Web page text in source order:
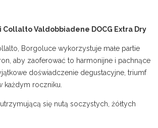
Valdobbiadene DOCG Extra Dry
Borgoluce wykorzystuje małe partie
aby zaoferować to harmonijne i pachnące
doświadczenie degustacyjne, triumf
każdym roczniku.
się nutą soczystych, żółtych